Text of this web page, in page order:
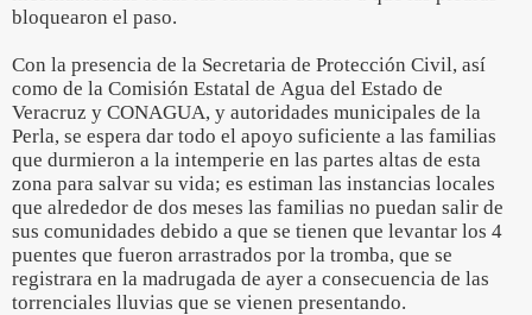
bloquearon el paso.
Con la presencia de la Secretaria de Protección Civil, así
como de la Comisión Estatal de Agua del Estado de
Veracruz y CONAGUA, y autoridades municipales de la
Perla, se espera dar todo el apoyo suficiente a las familias
que durmieron a la intemperie en las partes altas de esta
zona para salvar su vida; es estiman las instancias locales
que alrededor de dos meses las familias no puedan salir de
sus comunidades debido a que se tienen que levantar los 4
puentes que fueron arrastrados por la tromba, que se
registrara en la madrugada de ayer a consecuencia de las
torrenciales lluvias que se vienen presentando.